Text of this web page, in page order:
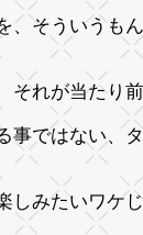
そういうも
れが当たり前
ではない、
しみたいワケ